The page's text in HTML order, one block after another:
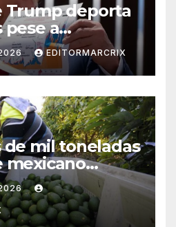
Trump deporta
pese a
la tortura,
2026 EDITORMARCRIX
de mil toneladas
mexicano
Unidos
2026